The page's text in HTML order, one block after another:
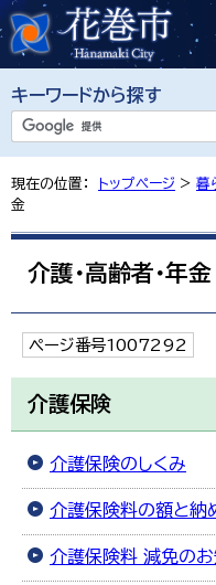
キーワードから探す
現在の位置： トップページ > 暮
金
介護・高齢者・年金
ページ番号1007292
介護保険
介護保険のしくみ
介護保険料の額と納
介護保険料 減免のお